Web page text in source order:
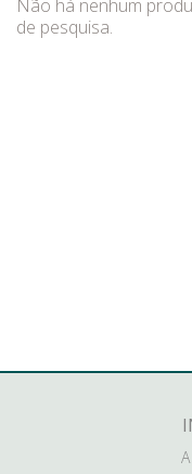
Não há nenhum
de pesquisa.